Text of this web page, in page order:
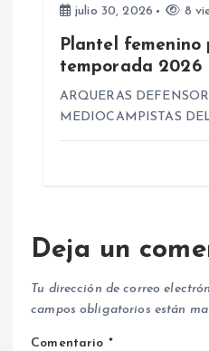
julio 30, 2026 8
Plantel femenino
temporada 2026
ARQUERAS
MEDIOCAMPISTAS
Deja un
Tu dirección de correo
campos obligatorios están
Comentario *